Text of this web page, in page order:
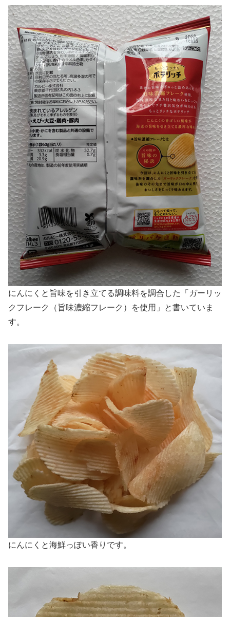
にんにくと旨味を引き立てる調味料を調合した「ガーリッ
クフレーク（旨味濃縮フレーク）を使用」と書いていま
す。
にんにくと海鮮っぽい香りです。